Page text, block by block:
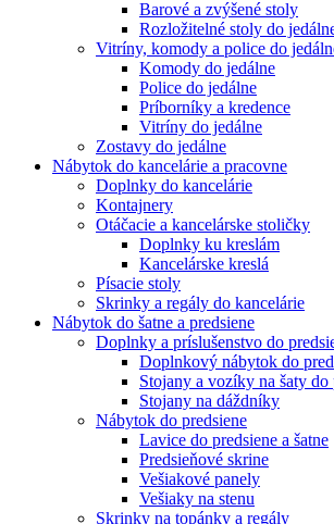
Barové a zvýšené stoly
Rozložitelné stoly do
Vitríny, komody a police do
Komody do jedálne
Police do jedálne
Príborníky a kredence
Vitríny do jedálne
Zostavy do jedálne
Nábytok do kancelárie a pracovne
Doplnky do kancelárie
Kontajnery
Otáčacie a kancelárske stoličky
Doplnky ku kreslám
Kancelárske kreslá
Písacie stoly
Skrinky a regály do kancelárie
Nábytok do šatne a predsiene
Doplnky a príslušenstvo do
Doplnkový nábytok do
Stojany a vozíky na šaty do
Stojany na dáždníky
Nábytok do predsiene
Lavice do predsiene a šatne
Predsieňové skrine
Vešiakové panely
Vešiaky na stenu
Skrinky na topánky a regály